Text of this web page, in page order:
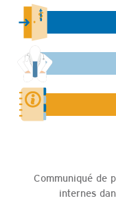
Communiqué de
internes